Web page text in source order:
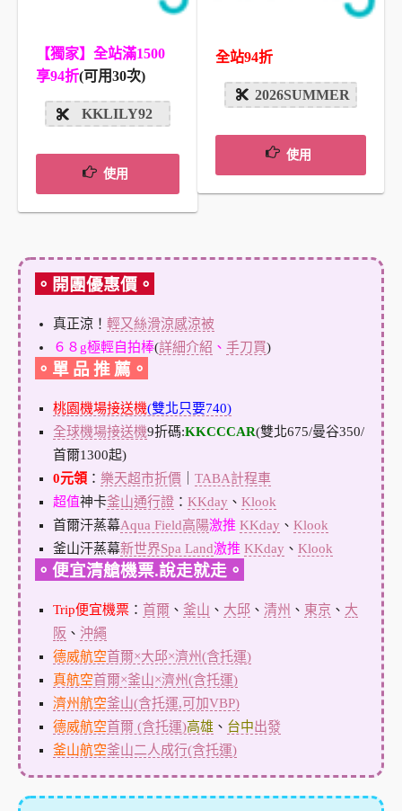
【獨家】全站滿1500
享94折(可用30次)
KKLILY92
使用
全站94折
2026SUMMER
使用
。開團優惠價。
真正涼！ 輕又絲滑涼感涼被
６８g極輕自拍棒(詳細介紹 、 手刀買)
。單 品 推 薦。
桃園機場接送機(雙北只要740)
全球機場接送機9折碼:KKCCCAR(雙北675/曼谷350/
首爾1300起)
0元領： 樂天超市折價
TABA計程車
超值神卡釜山通行證： KKday 、 Klook
首爾汗蒸幕Aqua Field高陽激推 KKday 、 Klook
釜山汗蒸幕新世界Spa Land激推 KKday 、 Klook
。便宜清艙機票.說走就走。
Trip便宜機票： 首爾 、 釜山 、 大邱 、 清州 、 東京 、 大
阪 、 沖繩
德威航空首爾×大邱×濟州(含托運)
真航空首爾×釜山×濟州(含托運)
濟州航空釜山(含托運,可加VBP)
德威航空首爾 (含托運)高雄 、 台中出發
釜山航空釜山二人成行(含托運)